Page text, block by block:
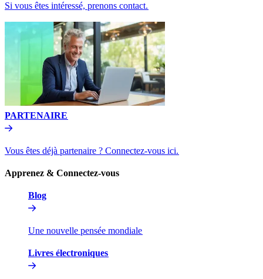
Si vous êtes intéressé, prenons contact.​​
PARTENAIRE​​
Vous êtes déjà partenaire ? Connectez-vous ici.​​
Apprenez & Connectez-vous​​
Blog​​
Une nouvelle pensée mondiale​​
Livres électroniques​​